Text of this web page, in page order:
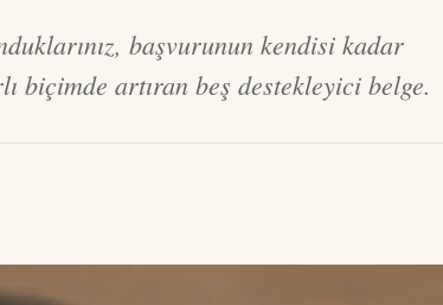
başvurunun kendisi kadar
biçimde artıran beş destekleyici belge.